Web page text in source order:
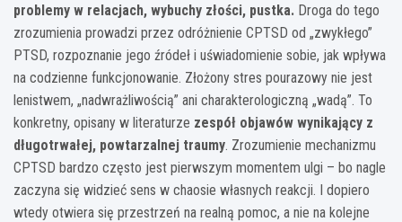
problemy w relacjach, wybuchy złości, pustka. Droga do tego
zrozumienia prowadzi przez odróżnienie CPTSD od „zwykłego”
PTSD, rozpoznanie jego źródeł i uświadomienie sobie, jak wpływa
na codzienne funkcjonowanie. Złożony stres pourazowy nie jest
lenistwem, „nadwrażliwością” ani charakterologiczną „wadą”. To
konkretny, opisany w literaturze zespół objawów wynikający z
długotrwałej, powtarzalnej traumy. Zrozumienie mechanizmu
CPTSD bardzo często jest pierwszym momentem ulgi – bo nagle
zaczyna się widzieć sens w chaosie własnych reakcji. I dopiero
wtedy otwiera się przestrzeń na realną pomoc, a nie na kolejne